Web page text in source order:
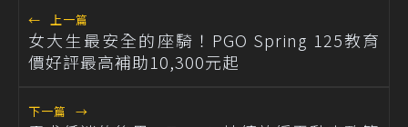
← 上一篇
女大生最安全的座騎！PGO Spring 125教育
價好評最高補助10,300元起
下一篇 →